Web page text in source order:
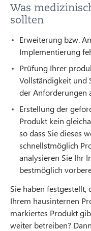
Was
sollten
Erweiterung bzw.
Implementierung
Prüfung Ihrer
Vollständigkeit und
der Anforderungen
Erstellung der
Produkt kein
so dass Sie dieses
schnellstmöglich
analysieren Sie Ihr
bestmöglich
Sie haben festgestellt,
Ihrem hausinternen
markiertes Produkt
weiter betreiben?